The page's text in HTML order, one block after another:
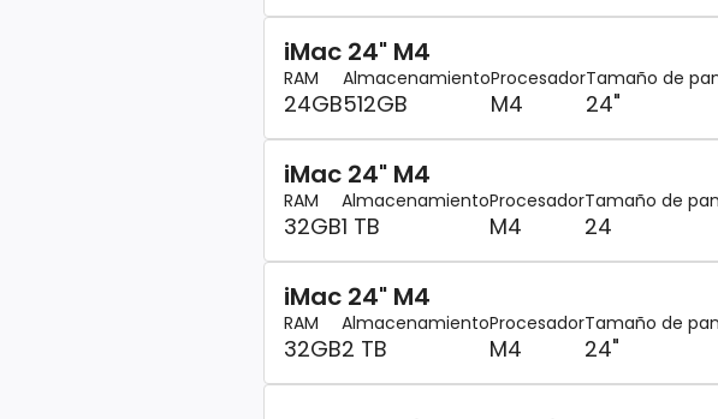
iMac 24" M4
RAM
24GB
Almacenamiento
512GB
Procesador
M4
Tamaño de
24"
iMac 24" M4
RAM
32GB
Almacenamiento
1 TB
Procesador
M4
Tamaño de
24
iMac 24" M4
RAM
32GB
Almacenamiento
2 TB
Procesador
M4
Tamaño de
24"